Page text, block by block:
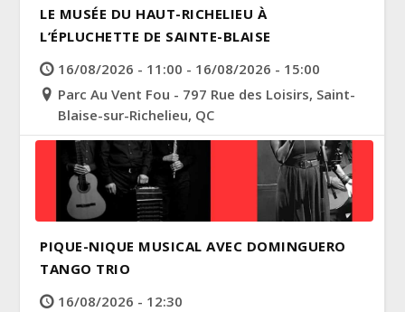
LE MUSÉE DU HAUT-RICHELIEU À
L’ÉPLUCHETTE DE SAINTE-BLAISE
16/08/2026 - 11:00 - 16/08/2026 - 15:00
Parc Au Vent Fou - 797 Rue des Loisirs, Saint-
Blaise-sur-Richelieu, QC
PIQUE-NIQUE MUSICAL AVEC DOMINGUERO
TANGO TRIO
16/08/2026 - 12:30